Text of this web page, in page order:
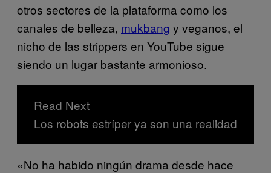
otros sectores de la plataforma como los
canales de belleza, mukbang y veganos, el
nicho de las strippers en YouTube sigue
siendo un lugar bastante armonioso.
Read Next
Los robots estríper ya son una realidad
«No ha habido ningún drama desde hace